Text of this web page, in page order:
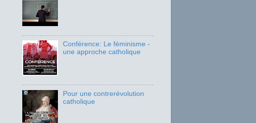
Conférence: Le féminisme -
une approche catholique
Pour une contrerévolution
catholique